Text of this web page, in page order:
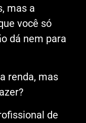
mas a
você só
dá nem para
renda, mas
de